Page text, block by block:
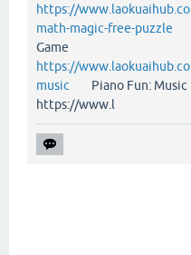
https://
math-magic-free-puzzle
Game
https://
music Piano Fun:
https://www.l